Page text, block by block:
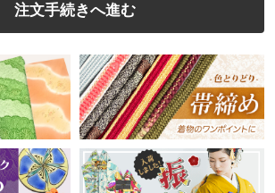
注文手続きへ進む